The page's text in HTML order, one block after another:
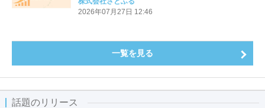
2026年07月27日 12:46
一覧を見る
話題のリリース